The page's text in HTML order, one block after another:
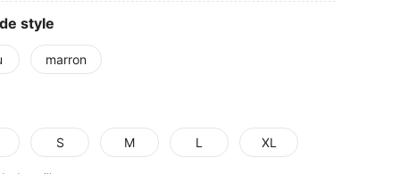
style
marron
S M L XL